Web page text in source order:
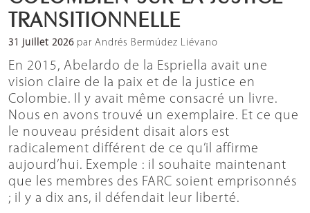
TRANSITIONNELLE
31 juillet 2026 par Andrés Bermúdez Liévano
En 2015, Abelardo de la Espriella avait une
vision claire de la paix et de la justice en
Colombie. Il y avait même consacré un livre.
Nous en avons trouvé un exemplaire. Et ce que
le nouveau président disait alors est
radicalement différent de ce qu’il affirme
aujourd’hui. Exemple : il souhaite maintenant
que les membres des FARC soient emprisonnés
; il y a dix ans, il défendait leur liberté.